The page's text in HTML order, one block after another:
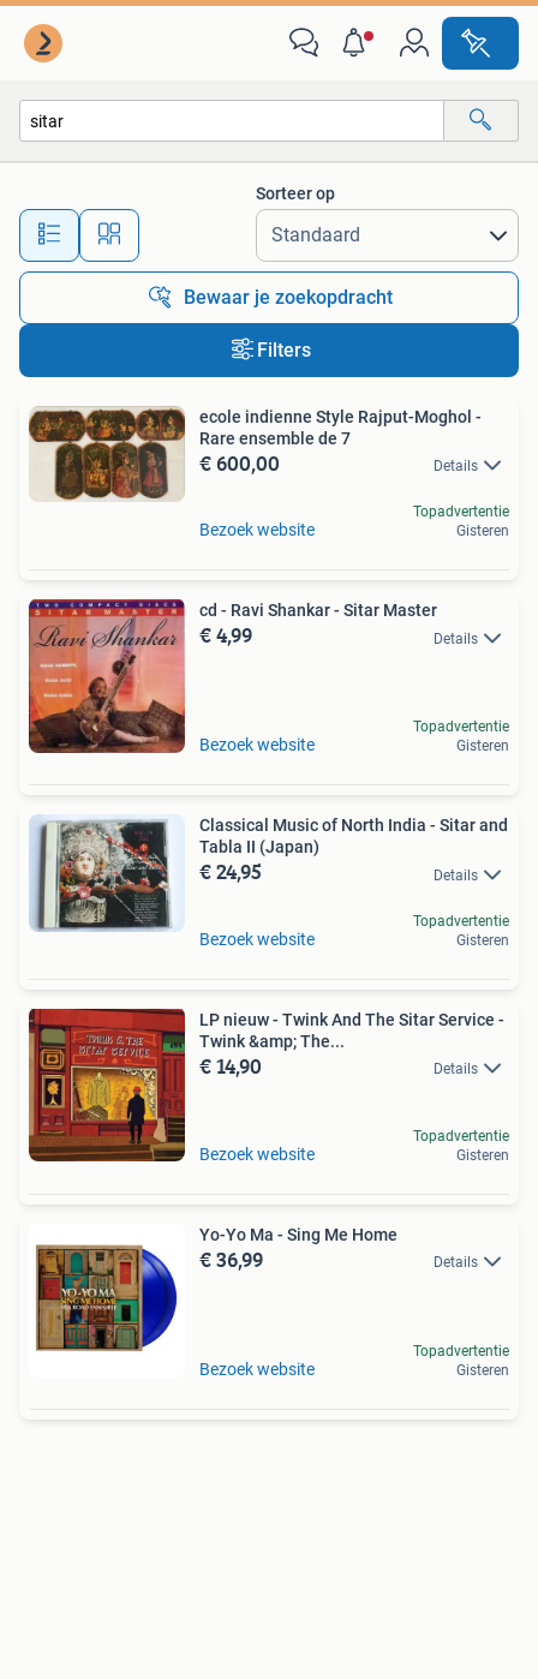
Alle afstanden…
Sorteer op
Bewaar je zoekopdracht
Filters
ecole indienne Style Rajput-Moghol -
Rare ensemble de 7
€ 600,00 Details
Bezoek website
Topadvertentie
Gisteren
cd - Ravi Shankar - Sitar Master
€ 4,99 Details
Bezoek website
Topadvertentie
Gisteren
Classical Music of North India - Sitar and
Tabla II (Japan)
€ 24,95 Details
Bezoek website
Topadvertentie
Gisteren
LP nieuw - Twink And The Sitar Service -
Twink &amp; The...
€ 14,90 Details
Bezoek website
Topadvertentie
Gisteren
Yo-Yo Ma - Sing Me Home
€ 36,99 Details
Bezoek website
Topadvertentie
Gisteren